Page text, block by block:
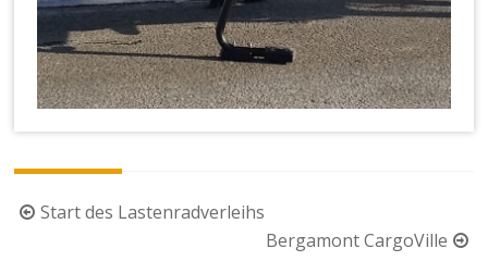
Beitragsnavigation
Start des Lastenradverleihs
Bergamont CargoVille